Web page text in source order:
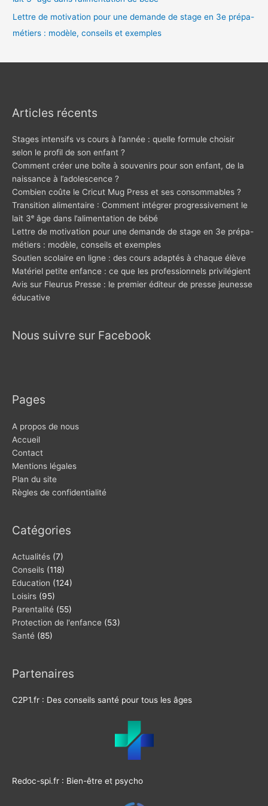
Lettre de motivation pour une demande de stage en 3e prépa-
métiers : modèle, conseils et exemples
Articles récents
Stages intensifs vs cours à l’année : quelle formule choisir
selon le profil de son enfant ?
Comment créer une boîte à souvenirs pour son enfant, de la
naissance à l’adolescence ?
Combien coûte le Cricut Mug Press et ses consommables ?
Transition alimentaire : Comment intégrer progressivement le
lait 3ᵉ âge dans l’alimentation de bébé
Lettre de motivation pour une demande de stage en 3e prépa-
métiers : modèle, conseils et exemples
Soutien scolaire en ligne : des cours adaptés à chaque élève
Matériel petite enfance : ce que les professionnels privilégient
Avis sur Fleurus Presse : le premier éditeur de presse jeunesse
éducative
Nous suivre sur Facebook
Pages
A propos de nous
Accueil
Contact
Mentions légales
Plan du site
Règles de confidentialité
Catégories
Actualités (7)
Conseils (118)
Education (124)
Loisirs (95)
Parentalité (55)
Protection de l'enfance (53)
Santé (85)
Partenaires
C2P1.fr : Des conseils santé pour tous les âges
Redoc-spi.fr : Bien-être et psycho